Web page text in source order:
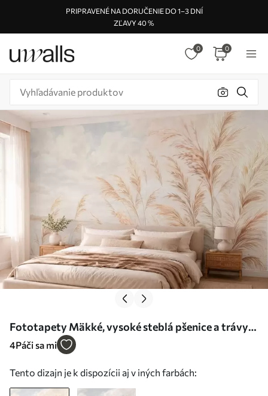
PRIPRAVENÉ NA DORUČENIE DO 1–3 DNÍ
ZĽAVY 40 %
0 0
Fototapety Mäkké, vysoké steblá pšenice a trávy
pod zamračenou oblohou Nr. w05735
4Páči sa mi
Tento dizajn je k dispozícii aj v iných farbách: